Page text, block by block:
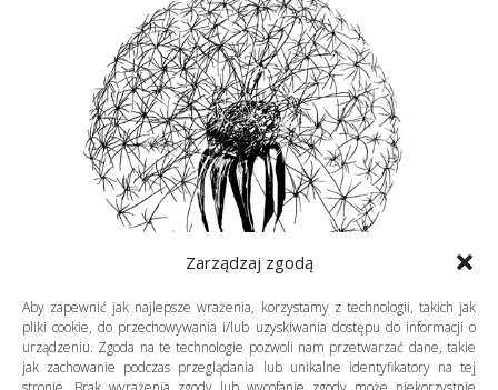
Zarządzaj zgodą
Aby zapewnić jak najlepsze wrażenia, korzystamy z technologii, takich jak
pliki cookie, do przechowywania i/lub uzyskiwania dostępu do informacji o
urządzeniu. Zgoda na te technologie pozwoli nam przetwarzać dane, takie
jak zachowanie podczas przeglądania lub unikalne identyfikatory na tej